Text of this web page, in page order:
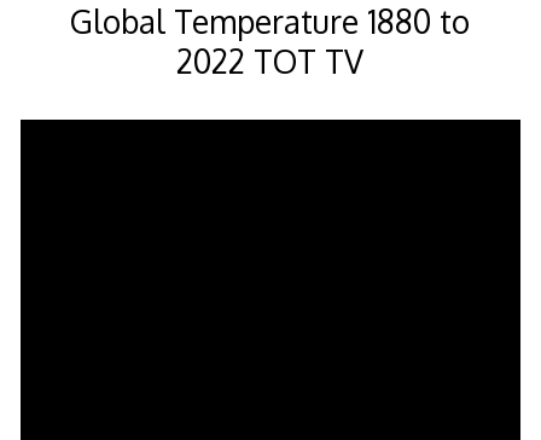
Global Temperature 1880 to
2022 TOT TV